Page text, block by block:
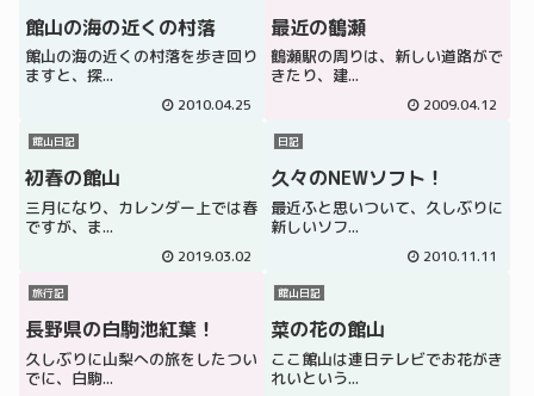
館山の海の近くの村落
館山の海の近くの村落を歩き回り
ますと、探...
2010.04.25
最近の鶴瀬
鶴瀬駅の周りは、新しい道路がで
きたり、建...
2009.04.12
館山日記
初春の館山
三月になり、カレンダー上では春
ですが、ま...
2019.03.02
日記
久々のNEWソフト！
最近ふと思いついて、久しぶりに
新しいソフ...
2010.11.11
旅行記
長野県の白駒池紅葉！
久しぶりに山梨への旅をしたつい
でに、白駒...
館山日記
菜の花の館山
ここ館山は連日テレビでお花がき
れいという...